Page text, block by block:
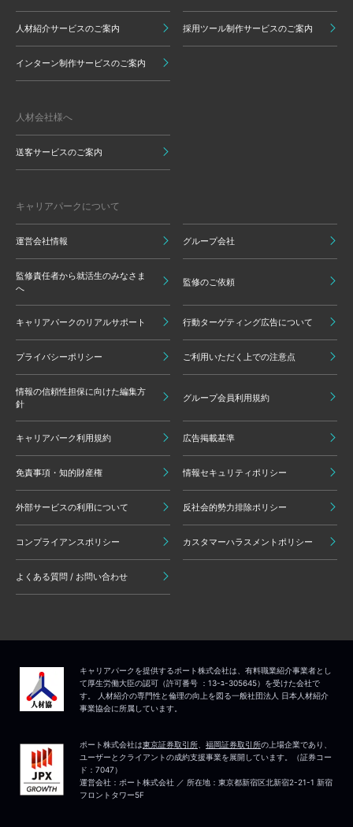
人材紹介サービスのご案内 採用ツール制作サービスのご案内
インターン制作サービスのご案内
人材会社様へ
送客サービスのご案内
キャリアパークについて
運営会社情報 グループ会社
監修責任者から就活生のみなさま
へ
監修のご依頼
キャリアパークのリアルサポート 行動ターゲティング広告について
プライバシーポリシー ご利用いただく上での注意点
情報の信頼性担保に向けた編集方
針
グループ会員利用規約
キャリアパーク利用規約 広告掲載基準
免責事項・知的財産権 情報セキュリティポリシー
外部サービスの利用について 反社会的勢力排除ポリシー
コンプライアンスポリシー カスタマーハラスメントポリシー
よくある質問 / お問い合わせ